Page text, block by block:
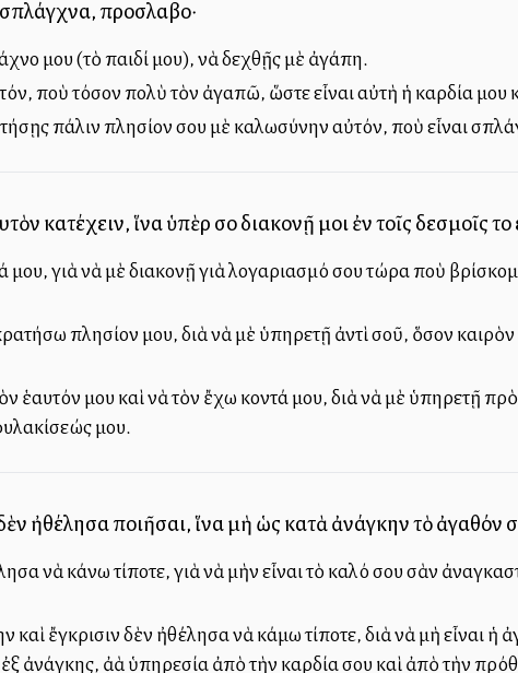
σπλάγχνα, προσλαβοῦ·
μου (τὸ παιδί μου), νὰ δεχθῇς μὲ ἀγάπη.
ποὺ τόσον πολὺ τὸν ἀγαπῶ, ὥστε εἶναι αὐτὴ ἡ καρδία μου
πάλιν πλησίον σου μὲ καλωσύνην αὐτόν, ποὺ εἶναι
κατέχειν, ἵνα ὑπὲρ σοῦ διακονῇ μοι ἐν τοῖς δεσμοῖς τοῦ
μου, γιὰ νὰ μὲ διακονῇ γιὰ λογαριασμό σου τώρα ποὺ
πλησίον μου, διὰ νὰ μὲ ὑπηρετῇ ἀντὶ σοῦ, ὅσον καιρὸν
ἑαυτόν μου καὶ νὰ τὸν ἔχω κοντά μου, διὰ νὰ μὲ ὑπηρετῇ
μου.
ἠθέλησα ποιῆσαι, ἵνα μὴ ὡς κατὰ ἀνάγκην τὸ ἀγαθόν
νὰ κάνω τίποτε, γιὰ νὰ μὴν εἶναι τὸ καλό σου σὰν
καὶ ἔγκρισιν δὲν ἠθέλησα νὰ κάμω τίποτε, διὰ νὰ μὴ εἶναι ἡ
ἀνάγκης, ἀλλὰ ὑπηρεσία ἀπὸ τὴν καρδία σου καὶ ἀπὸ τὴν